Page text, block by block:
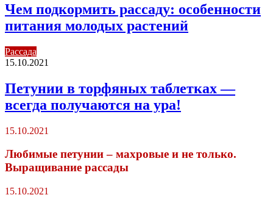
Чем подкормить рассаду: особенности
питания молодых растений
Рассада
15.10.2021
Петунии в торфяных таблетках —
всегда получаются на ура!
15.10.2021
Любимые петунии – махровые и не только.
Выращивание рассады
15.10.2021